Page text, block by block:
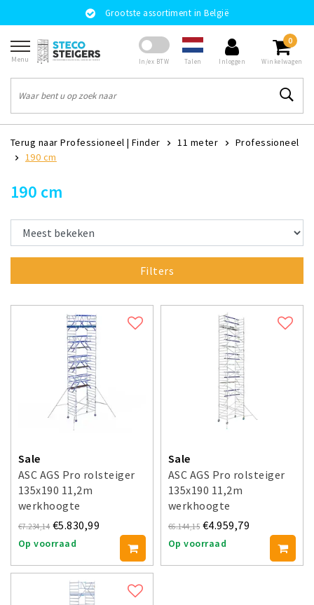
Grootste assortiment in België
Menu In/ex BTW Talen Inloggen
0
Winkelwagen
Terug naar Professioneel | Finder 11 meter
Professioneel
190 cm
190 cm
Filters
Sale
ASC AGS Pro rolsteiger
135x190 11,2m
werkhoogte
voorloopleuning dubbel
€7.234,14 €5.830,99
Op voorraad
Sale
ASC AGS Pro rolsteiger
135x190 11,2m
werkhoogte
voorloopleuning enkel
€6.144,15 €4.959,79
Op voorraad